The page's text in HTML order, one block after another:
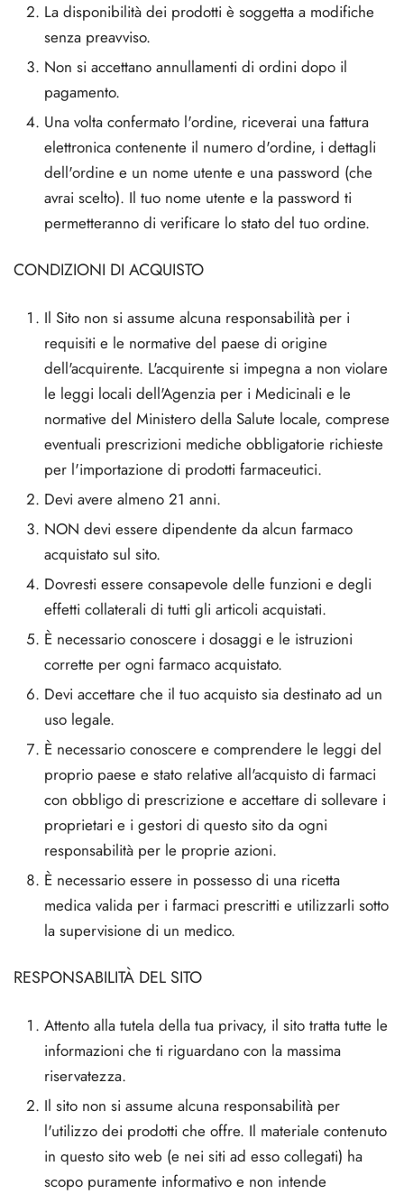
La disponibilità dei prodotti è soggetta a modifiche
senza preavviso.
Non si accettano annullamenti di ordini dopo il
pagamento.
Una volta confermato l'ordine, riceverai una fattura
elettronica contenente il numero d'ordine, i dettagli
dell'ordine e un nome utente e una password (che
avrai scelto). Il tuo nome utente e la password ti
permetteranno di verificare lo stato del tuo ordine.
CONDIZIONI DI ACQUISTO
Il Sito non si assume alcuna responsabilità per i
requisiti e le normative del paese di origine
dell'acquirente. L'acquirente si impegna a non violare
le leggi locali dell'Agenzia per i Medicinali e le
normative del Ministero della Salute locale, comprese
eventuali prescrizioni mediche obbligatorie richieste
per l'importazione di prodotti farmaceutici.
Devi avere almeno 21 anni.
NON devi essere dipendente da alcun farmaco
acquistato sul sito.
Dovresti essere consapevole delle funzioni e degli
effetti collaterali di tutti gli articoli acquistati.
È necessario conoscere i dosaggi e le istruzioni
corrette per ogni farmaco acquistato.
Devi accettare che il tuo acquisto sia destinato ad un
uso legale.
È necessario conoscere e comprendere le leggi del
proprio paese e stato relative all'acquisto di farmaci
con obbligo di prescrizione e accettare di sollevare i
proprietari e i gestori di questo sito da ogni
responsabilità per le proprie azioni.
È necessario essere in possesso di una ricetta
medica valida per i farmaci prescritti e utilizzarli sotto
la supervisione di un medico.
RESPONSABILITÀ DEL SITO
Attento alla tutela della tua privacy, il sito tratta tutte le
informazioni che ti riguardano con la massima
riservatezza.
Il sito non si assume alcuna responsabilità per
l'utilizzo dei prodotti che offre. Il materiale contenuto
in questo sito web (e nei siti ad esso collegati) ha
scopo puramente informativo e non intende
/ PHARMACOM INT. 🌍
(Stanozolol) Orale